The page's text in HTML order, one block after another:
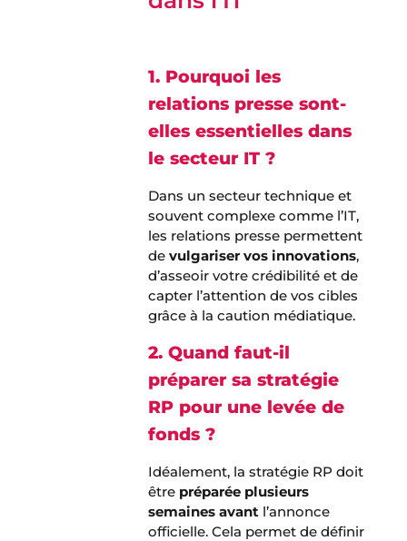
1. Pourquoi les
relations presse sont-
elles essentielles dans
le secteur IT ?
Dans un secteur technique et
souvent complexe comme l’IT,
les relations presse permettent
devulgariser vos innovations,
d’asseoir votre crédibilité et de
capter l’attention de vos cibles
grâce à la caution médiatique.
2. Quand faut-il
préparer sa stratégie
RP pour une levée de
fonds ?
Idéalement, la stratégie RP doit
être préparée plusieurs
semaines avant l’annonce
officielle. Cela permet de définir